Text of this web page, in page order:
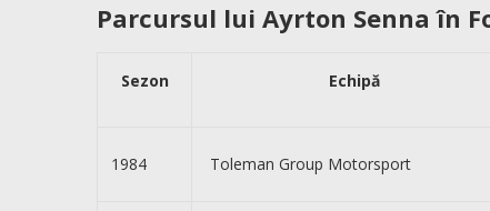
Parcursul lui Ayrton Senna în
Sezon Echipă
1984 Toleman Group Motorsport